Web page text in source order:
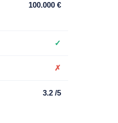
100.000 €
✓
✗
3.2 /5